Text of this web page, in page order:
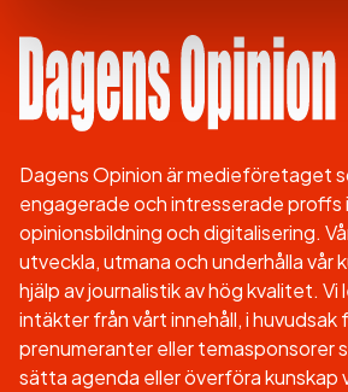
Dagens Opinion är medieföretaget
engagerade och intresserade proffs
opinionsbildning och digitalisering.
utveckla, utmana och underhålla vår
hjälp av journalistik av hög kvalitet. Vi
intäkter från vårt innehåll, i huvudsak
prenumeranter eller temasponsorer
sätta agenda eller överföra kunskap